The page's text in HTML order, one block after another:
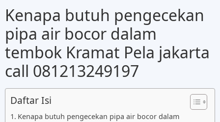
Kenapa butuh pengecekan
pipa air bocor dalam
tembok Kramat Pela jakarta
call 081213249197
Daftar Isi
Kenapa butuh pengecekan pipa air bocor dalam